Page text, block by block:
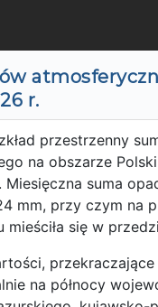
r.
przestrzenny
na obszarze
suma
mm, przy czym na
mieściła się w
przekraczające
na północy